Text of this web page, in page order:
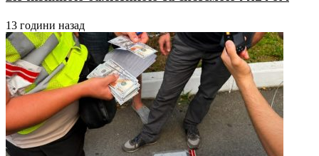
13 години назад